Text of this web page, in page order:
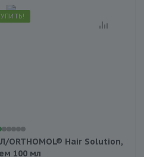
Hair Solution,
100 мл